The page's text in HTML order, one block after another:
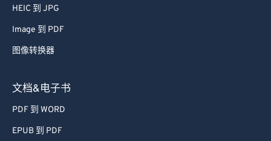
HEIC 到 JPG
Image 到 PDF
图像转换器
文档&电子书
PDF 到 WORD
EPUB 到 PDF